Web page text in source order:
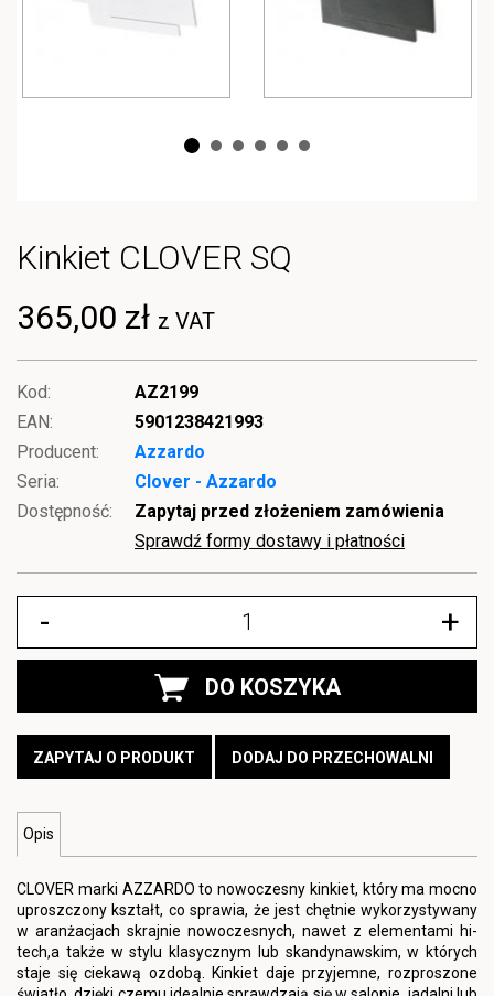
Kinkiet CLOVER SQ
365,00 zł z VAT
Kod:
AZ2199
EAN:
5901238421993
Producent:
Azzardo
Seria:
Clover - Azzardo
Dostępność:
Zapytaj przed złożeniem zamówienia
Sprawdź formy dostawy i płatności
- +
DO KOSZYKA
ZAPYTAJ O PRODUKT DODAJ DO PRZECHOWALNI
Opis
CLOVER marki AZZARDO to nowoczesny kinkiet, który ma mocno
uproszczony kształt, co sprawia, że jest chętnie wykorzystywany
w aranżacjach skrajnie nowoczesnych, nawet z elementami hi-
tech,a także w stylu klasycznym lub skandynawskim, w których
staje się ciekawą ozdobą. Kinkiet daje przyjemne, rozproszone